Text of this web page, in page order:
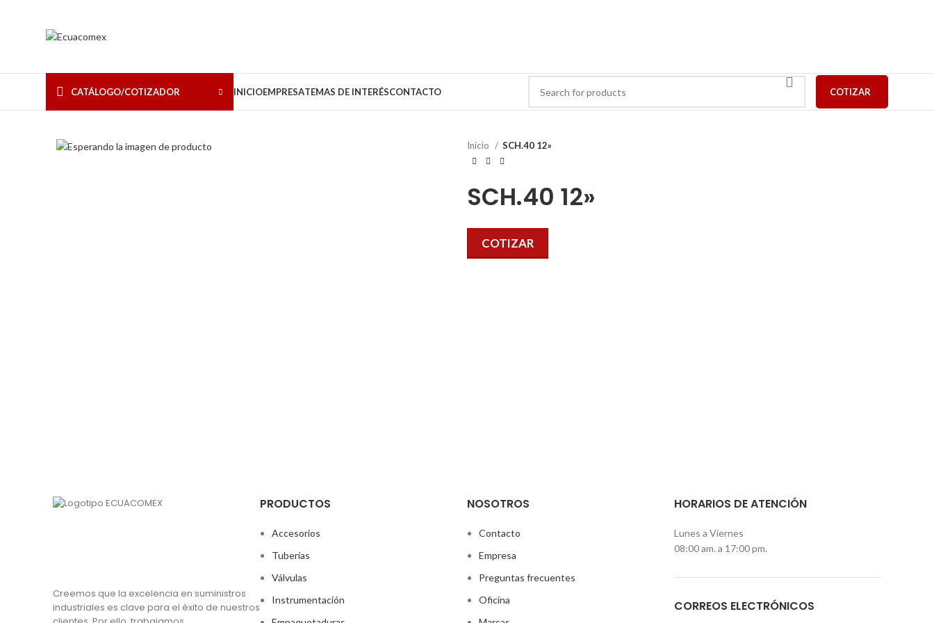
CATÁLOGO/COTIZADOR INICIOEMPRESATEMAS DE INTERÉSCONTACTO COTIZAR
Inicio SCH.40 12»
SCH.40 12»
COTIZAR
Creemos que la excelencia en suministros
industriales es clave para el éxito de nuestros
PRODUCTOS
Accesorios
Tuberías
Válvulas
Instrumentación
NOSOTROS
Contacto
Empresa
Preguntas frecuentes
Oficina
HORARIOS DE ATENCIÓN
Lunes a Viernes
08:00 am. a 17:00 pm.
CORREOS ELECTRÓNICOS